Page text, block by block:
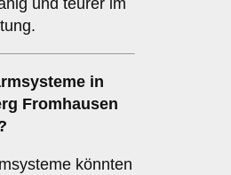
und teurer im
in
Fromhausen
könnten